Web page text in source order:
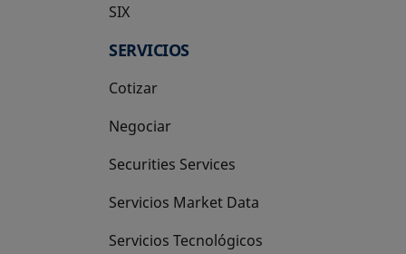
SIX
se abre en una pestaña nueva
SERVICIOS
Cotizar
Negociar
Securities Services
Servicios Market Data
Servicios Tecnológicos